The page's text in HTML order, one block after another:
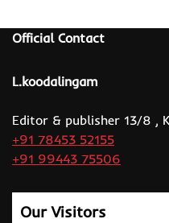
Official Contact
L.koodalingam
Editor & publisher 13/8 ,
+91 78453 52155
+91 99443 75506
Our Visitors